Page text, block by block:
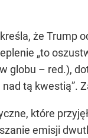
że Trump
„to
globu – red.),
tą kwestią”.
które
emisji